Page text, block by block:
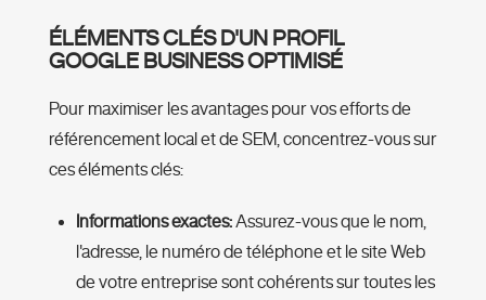
ÉLÉMENTS CLÉS D'UN PROFIL
GOOGLE BUSINESS OPTIMISÉ
Pour maximiser les avantages pour vos efforts de
référencement local et de SEM, concentrez-vous sur
ces éléments clés:
Informations exactes:Assurez-vous que le nom,
l'adresse, le numéro de téléphone et le site Web
de votre entreprise sont cohérents sur toutes les